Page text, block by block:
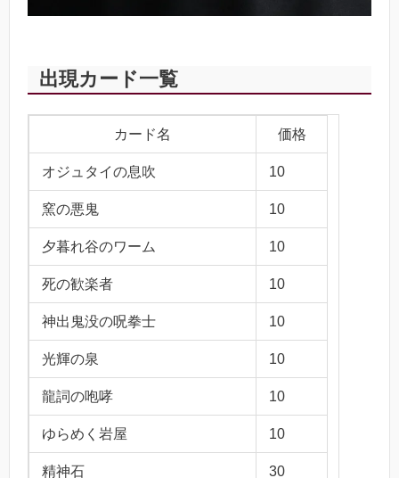
出現カード一覧
カード名 価格
オジュタイの息吹 10
窯の悪鬼 10
夕暮れ谷のワーム 10
死の歓楽者 10
神出鬼没の呪拳士 10
光輝の泉 10
龍詞の咆哮 10
ゆらめく岩屋 10
精神石 30